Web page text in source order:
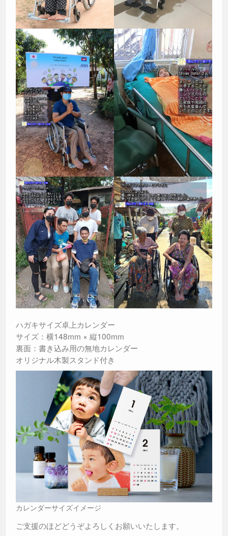
ハガキサイズ卓上カレンダー
サイズ：横148mm × 縦100mm
裏面：書き込み用の無地カレンダー
オリジナル木製スタンド付き
カレンダーサイズイメージ
ご支援のほどどうぞよろしくお願いいたします。